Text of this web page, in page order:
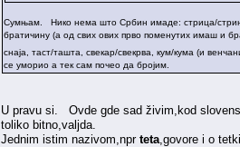
Сумњам. Нико нема што Србин имаде: стрица/стрину,
братичину (а од свих ових прво поменутих имаш и
снаја, таст/ташта, свекар/свекрва, кум/кума (и
се уморио а тек сам почео да бројим.
U pravu si. Ovde gde sad živim,kod
toliko bitno,valjda.
Jednim istim nazivom,npr teta ,govore i o